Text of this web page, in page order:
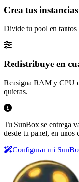
Crea tus instancias
Divide tu pool en tantos
Redistribuye en
Reasigna RAM y CPU
quieras.
Tu SunBox se entrega
desde tu panel, en unos
Configurar mi